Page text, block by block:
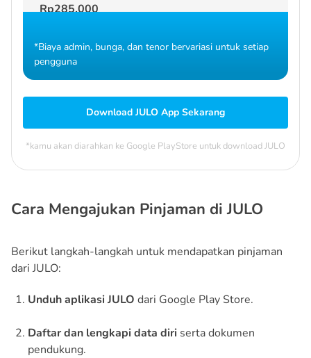
Rp285.000
*Biaya admin, bunga, dan tenor bervariasi untuk setiap
pengguna
Download JULO App Sekarang
*kamu akan diarahkan ke Google PlayStore untuk download JULO
Cara Mengajukan Pinjaman di JULO
Berikut langkah-langkah untuk mendapatkan pinjaman
dari JULO:
Unduh aplikasi JULO dari Google Play Store.
Daftar dan lengkapi data diri serta dokumen
pendukung.